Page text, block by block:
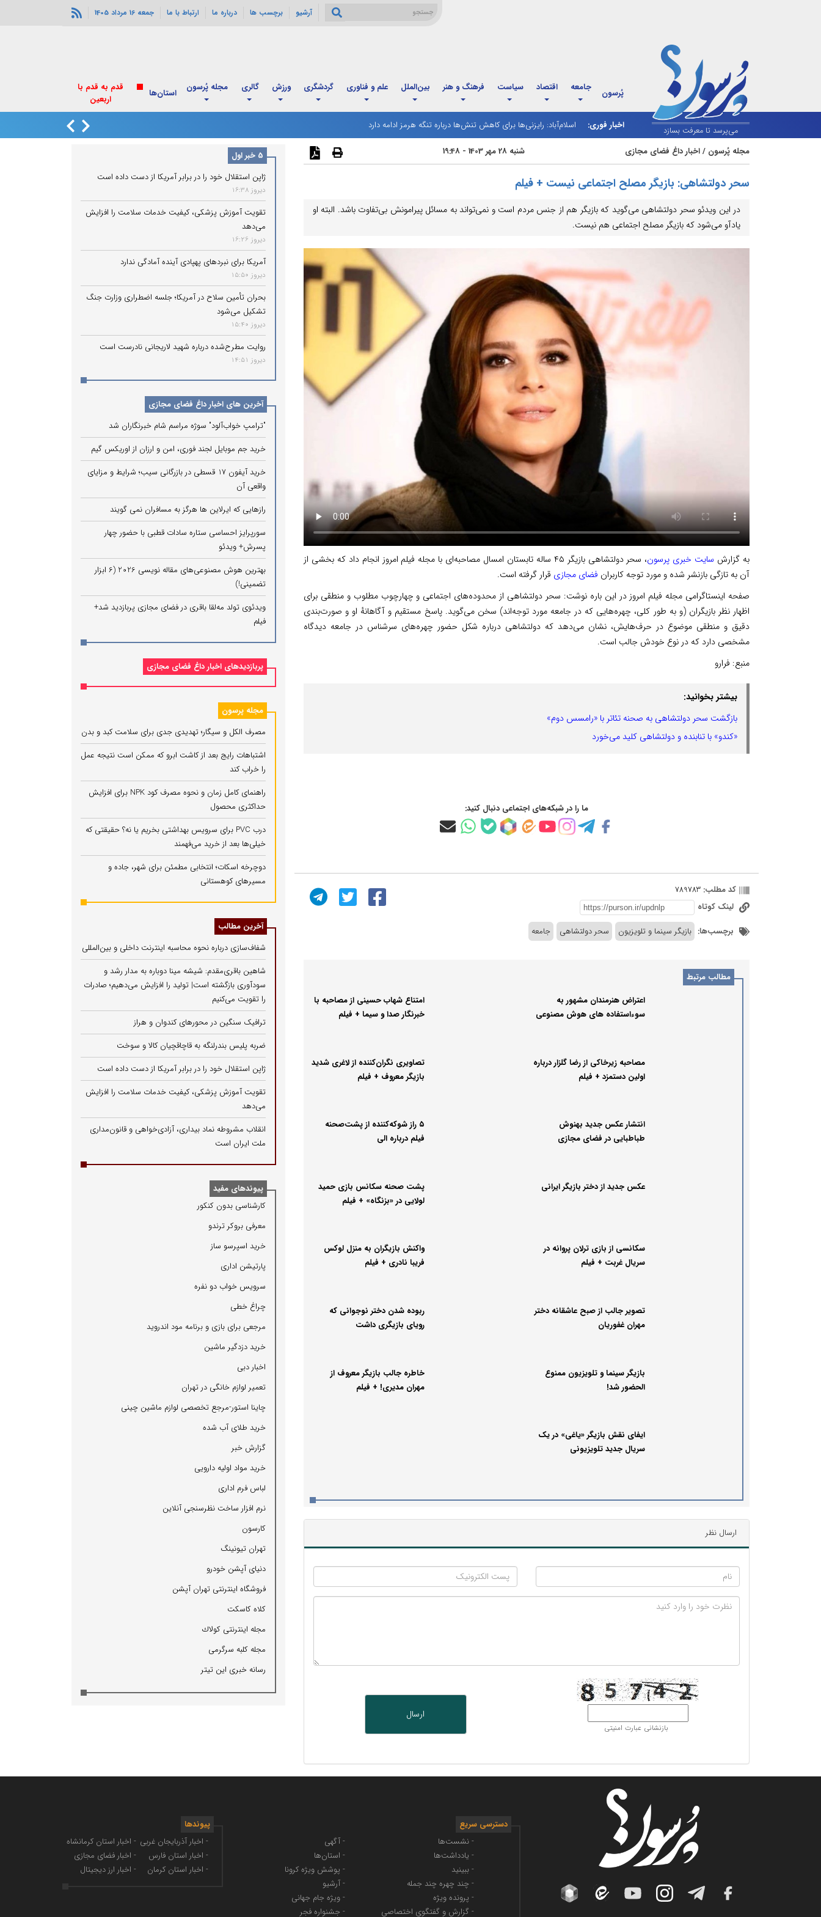
آرشیو برچسب ها درباره ما ارتباط با ما جمعه 16 مرداد 1405
می‌پرسد تا معرفت بسازد
پُرسون جامعه اقتصاد سیاست فرهنگ و هنر بین‌الملل علم و فناوری گردشگری ورزش گالری مجله پُرسون استان‌ها
قدم به قدم با
اربعین
اخبار فوری:
اسلام‌آباد: رایزنی‌ها برای کاهش تنش‌ها درباره تنگه هرمز ادامه دارد
شارژ کالابرگ مردادماه آغاز شد؛ زمان‌بندی جدید و تغییر فاصله واریز اعتبار خانوارها
مجله پُرسون /اخبار داغ فضای مجازی شنبه 28 مهر 1403 - 19:48
سحر دولتشاهی: بازیگر مصلح اجتماعی نیست + فیلم
در این ویدئو سحر دولتشاهی می‌گوید که بازیگر هم از جنس مردم است و نمی‌تواند به مسائل پیرامونش بی‌تفاوت باشد. البته او
یادآو می‌شود که بازیگر مصلح اجتماعی هم نیست.
به گزارش سایت خبری پرسون
، سحر دولتشاهی بازیگر ۴۵ ساله تابستان امسال مصاحبه‌ای با مجله فیلم امروز انجام داد که بخشی از
آن به تازگی بازنشر شده و مورد توجه کاربران فضای مجازی قرار گرفته است.
صفحه اینستاگرامی مجله فیلم امروز در این باره نوشت: سحر دولتشاهی از محدوده‌های اجتماعی و چهارچوب مطلوب و منطقی برای
اظهار نظر بازیگران (و به طور کلی، چهره‌هایی که در جامعه مورد توجه‌اند) سخن می‌گوید. پاسخ مستقیم و آگاهانهٔ او و صورت‌بندی
دقیق و منطقی موضوع در حرف‌هایش، نشان می‌دهد که دولتشاهی درباره شکل حضور چهره‌های سرشناس در جامعه دیدگاه
مشخصی دارد که در نوع خودش جالب است.
منبع: فرارو
بیشتر بخوانید:
بازگشت سحر دولتشاهی به صحنه تئاتر با «رامسس دوم»
«کندو» با تنابنده و دولتشاهی کلید می‌خورد
ما را در شبکه‌های اجتماعی دنبال کنید:
کد مطلب: 789783
لینک کوتاه
برچسب‌ها: بازیگر سینما و تلویزیون سحر دولتشاهی جامعه
مطالب مرتبط
اعتراض هنرمندان مشهور به
سوءاستفاده های هوش مصنوعی
امتناع شهاب حسینی از مصاحبه با
خبرنگار صدا و سیما + فیلم
مصاحبه زیرخاکی از رضا گلزار درباره
اولین دستمزد + فیلم
تصاویری نگران‌کننده از لاغری شدید
بازیگر معروف + فیلم
انتشار عکس جدید بهنوش
طباطبایی در فضای مجازی
۵ راز شوکه‌کننده از پشت‌صحنه
فیلم درباره الی
عکس جدید از دختر بازیگر ایرانی
پشت صحنه سکانس بازی حمید
لولایی در «بزنگاه» + فیلم
سکانسی از بازی ترلان پروانه در
سریال غربت + فیلم
واکنش بازیگران به منزل لوکس
فریبا نادری + فیلم
تصویر جالب از صبح عاشقانه دختر
مهران غفوریان
ربوده شدن دختر نوجوانی که
رویای بازیگری داشت
بازیگر سینما و تلویزیون ممنوع
الحضور شد!
خاطره جالب بازیگر معروف از
مهران مدیری! + فیلم
ایفای نقش بازیگر «یاغی» در یک
سریال جدید تلویزیونی
ارسال نظر
بازنشانی عبارت امنیتی
5 خبر اول
ژاپن استقلال خود را در برابر آمریکا از دست داده است
دیروز 16:38
تقویت آموزش پزشکی، کیفیت خدمات سلامت را افزایش
می‌دهد
دیروز 16:26
آمریکا برای نبردهای پهپادی آینده آمادگی ندارد
دیروز 15:50
بحران تأمین سلاح در آمریکا؛ جلسه اضطراری وزارت جنگ
تشکیل می‌شود
دیروز 15:40
روایت مطرح‌شده درباره شهید لاریجانی نادرست است
دیروز 14:51
آخرین های اخبار داغ فضای مجازی
"ترامپ خواب‌آلود" سوژه مراسم شام خبرنگاران شد
خرید جم موبایل لجند فوری، امن و ارزان از اوریکس گیم
خرید آیفون 17 قسطی در بازرگانی سیب؛ شرایط و مزایای
واقعی آن
رازهایی که ایرلاین ‌ها هرگز به مسافران نمی‌ گویند
سورپرایز احساسی ستاره سادات قطبی با حضور چهار
پسرش+ ویدئو
بهترین هوش مصنوعی‌های مقاله نویسی 2026 (6 ابزار
تضمینی!)
ویدئوی تولد مه‌لقا باقری در فضای مجازی پربازدید شد+
فیلم
پربازدیدهای اخبار داغ فضای مجازی
مجله پرسون
مصرف الکل و سیگار؛ تهدیدی جدی برای سلامت کبد و بدن
اشتباهات رایج بعد از کاشت ابرو که ممکن است نتیجه عمل
را خراب کند
راهنمای کامل زمان و نحوه مصرف کود NPK برای افزایش
حداکثری محصول
درب PVC برای سرویس بهداشتی بخریم یا نه؟ حقیقتی که
خیلی‌ها بعد از خرید می‌فهمند
دوچرخه اسکات؛ انتخابی مطمئن برای شهر، جاده و
مسیرهای کوهستانی
آخرین مطالب
شفاف‌سازی درباره نحوه محاسبه اینترنت داخلی و بین‌المللی
شاهین باقری‌مقدم: شیشه مینا دوباره به مدار رشد و
سودآوری بازگشته است| تولید را افزایش می‌دهیم؛ صادرات
را تقویت می‌کنیم
ترافیک سنگین در محورهای کندوان و هراز
ضربه پلیس بندرلنگه به قاچاقچیان کالا و سوخت
ژاپن استقلال خود را در برابر آمریکا از دست داده است
تقویت آموزش پزشکی، کیفیت خدمات سلامت را افزایش
می‌دهد
انقلاب مشروطه نماد بیداری، آزادی‌خواهی و قانون‌مداری
ملت ایران است
پیوندهای مفید
كارشناسی بدون كنكور
معرفی بروكر ترندو
خرید اسپرسو ساز
پارتیشن اداری
سرویس خواب دو نفره
چراغ خطی
مرجعی برای بازی و برنامه مود اندروید
خرید دزدگیر ماشین
اخبار دبی
تعمیر لوازم خانگی در تهران
چاینا استور-مرجع تخصصی لوازم ماشین چینی
خرید طلای آب شده
گزارش خبر
خرید مواد اولیه دارویی
لباس فرم اداری
نرم افزار ساخت نظرسنجی آنلاین
كارسون
تهران تیونینگ
دنیای آپشن خودرو
فروشگاه اینترنتی تهران آپشن
كلاه كاسكت
مجله اینترنتی كولاك
مجله كلبه سرگرمی
رسانه خبری این تیتر
دسترسی سریع
- نشست‌ها
- یادداشت‌ها
- ببینید
- چند چهره چند جمله
- پرونده ویژه
- گزارش و گفتگوی اختصاصی
- آگهی
- استان‌ها
- پوشش ویژه کرونا
- آرشیو
- ویژه جام جهانی
- جشنواره فجر
پیوندها
- اخبار آذربایجان غربی
- اخبار استان فارس
- اخبار استان کرمان
- اخبار استان کرمانشاه
- اخبار فضای مجازی
- اخبار ارز دیجیتال